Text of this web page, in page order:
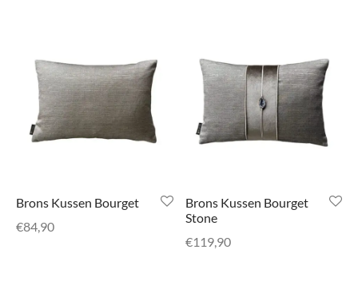
Brons Kussen Bourget
€84,90
Brons Kussen Bourget
Stone
€119,90